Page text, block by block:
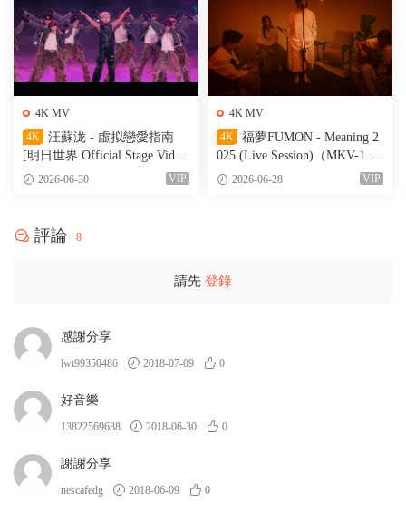
4K MV
4K
汪蘇泷 - 虛拟戀愛指南
[明日世界 Official Stage Vide
o]（MKV-527M）
2026-06-30 VIP
4K MV
4K
福夢FUMON - Meaning 2
025 (Live Session)（MKV-1.56
G）2026-06-28 VIP
評論 8
請先 登錄
感謝分享
lwt99350486 2018-07-09 0
好音樂
13822569638 2018-06-30 0
謝謝分享
nescafedg 2018-06-09 0